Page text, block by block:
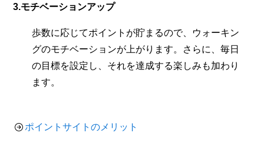
3.モチベーションアップ
歩数に応じてポイントが貯まるので、ウォーキン
グのモチベーションが上がります。さらに、毎日
の目標を設定し、それを達成する楽しみも加わり
ます。
ポイントサイトのメリット